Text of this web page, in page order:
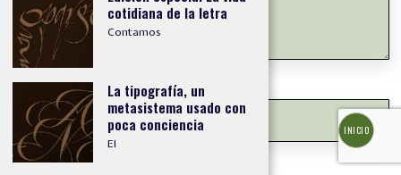
INICIO
cotidiana de la letra
Contamos
La tipografía, un
metasistema usado con
poca conciencia
El